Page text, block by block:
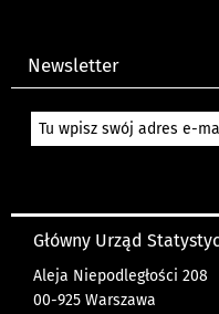
Newsletter
Główny Urząd
Aleja Niepodległości 208
00-925 Warszawa